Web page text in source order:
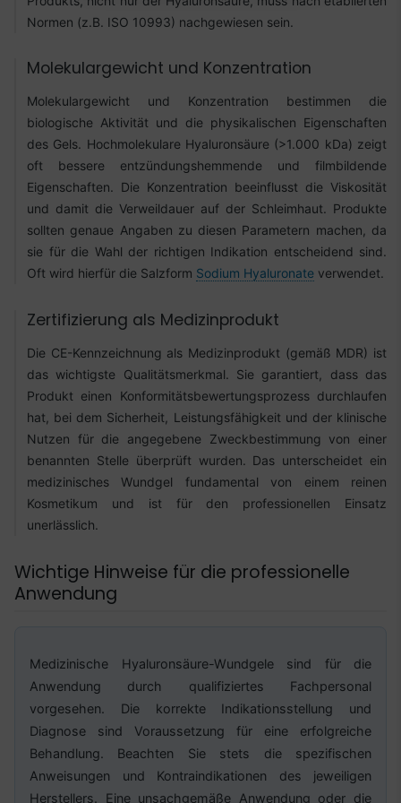
Normen (z.B. ISO 10993) nachgewiesen sein.
Molekulargewicht und Konzentration
Molekulargewicht und Konzentration bestimmen die
biologische Aktivität und die physikalischen Eigenschaften
des Gels. Hochmolekulare Hyaluronsäure (>1.000 kDa) zeigt
oft bessere entzündungshemmende und filmbildende
Eigenschaften. Die Konzentration beeinflusst die Viskosität
und damit die Verweildauer auf der Schleimhaut. Produkte
sollten genaue Angaben zu diesen Parametern machen, da
sie für die Wahl der richtigen Indikation entscheidend sind.
Oft wird hierfür die Salzform Sodium Hyaluronate verwendet.
Zertifizierung als Medizinprodukt
Die CE-Kennzeichnung als Medizinprodukt (gemäß MDR) ist
das wichtigste Qualitätsmerkmal. Sie garantiert, dass das
Produkt einen Konformitätsbewertungsprozess durchlaufen
hat, bei dem Sicherheit, Leistungsfähigkeit und der klinische
Nutzen für die angegebene Zweckbestimmung von einer
benannten Stelle überprüft wurden. Das unterscheidet ein
medizinisches Wundgel fundamental von einem reinen
Kosmetikum und ist für den professionellen Einsatz
unerlässlich.
Wichtige Hinweise für die professionelle
Anwendung
Medizinische Hyaluronsäure-Wundgele sind für die
Anwendung durch qualifiziertes Fachpersonal
vorgesehen. Die korrekte Indikationsstellung und
Diagnose sind Voraussetzung für eine erfolgreiche
Behandlung. Beachten Sie stets die spezifischen
Anweisungen und Kontraindikationen des jeweiligen
Herstellers. Eine unsachgemäße Anwendung oder die